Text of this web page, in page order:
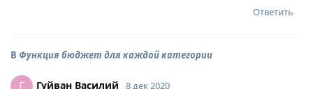
Ответить
В Функция бюджет для каждой категории
Гуйван Василий 8 дек 2020